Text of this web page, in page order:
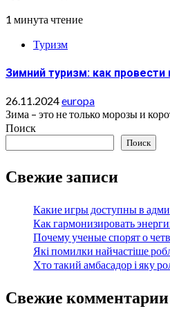
1 минута чтение
Туризм
Зимний туризм: как
26.11.2024europa
Зима – это не только морозы и
Поиск
Поиск
Свежие записи
Какие игры доступны в
Как гармонизировать
Почему ученые спорят о
Які помилки найчастіше
Хто такий амбасадор і яку
Свежие комментарии